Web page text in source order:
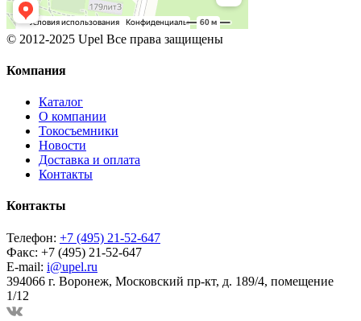
© 2012-2025 Upel Все права защищены
Компания
Каталог
О компании
Токосъемники
Новости
Доставка и оплата
Контакты
Контакты
Телефон: +7 (495) 21-52-647
Факс: +7 (495) 21-52-647
E-mail: i@upel.ru
394066 г. Воронеж, Московский пр-кт, д. 189/4, помещение
1/12